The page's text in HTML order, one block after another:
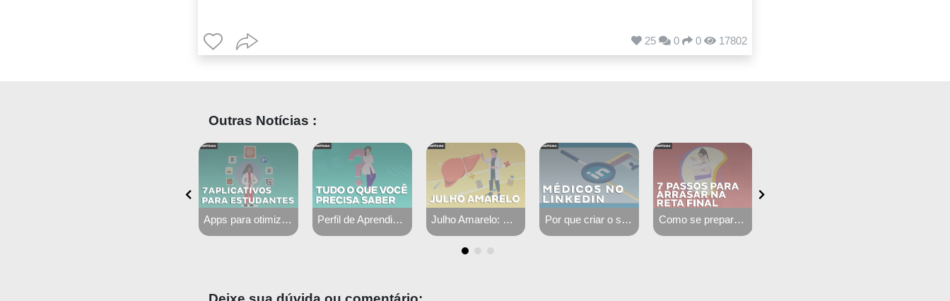
25 0 0 17802
Outras Notícias :
Apps para otimizar os estudos Perfil de Aprendizagem - Método Kolb Julho Amarelo: mês da conscientização das hepatites virais Por que criar o seu perfil médico no Linkedin?! Como se preparar para a reta final em 7 passos